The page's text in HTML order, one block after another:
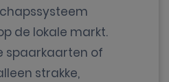
de lokale markt.
spaarkaarten of
strakke,